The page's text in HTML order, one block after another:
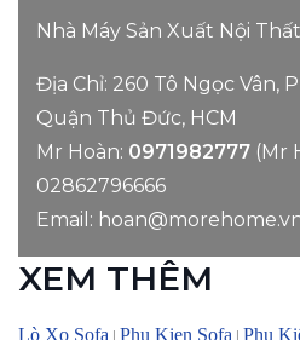
Nhà Máy Sản Xuất Nội
Địa Chỉ: 260 Tô Ngọc Vân,
Quận Thủ Đức, HCM
Mr Hoàn: 0971982777 (Mr
02862796666
Email:
XEM THÊM
Lò Xo Sofa | Phu Kien Sofa | Phụ